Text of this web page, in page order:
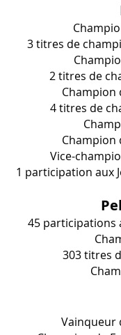
3 titres de
2 titres de
Champion
4 titres de
Champion
Vice-
1 participation aux
45 participations
303 titres
Vainqueur